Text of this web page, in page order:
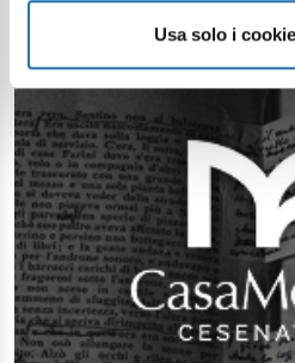
Usa solo i